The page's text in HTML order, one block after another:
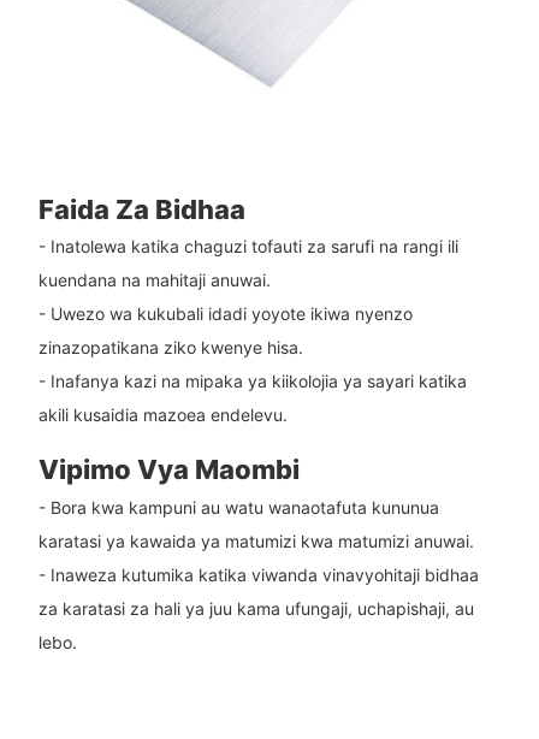
Faida Za Bidhaa
- Inatolewa katika chaguzi tofauti za sarufi na rangi ili
kuendana na mahitaji anuwai.
- Uwezo wa kukubali idadi yoyote ikiwa nyenzo
zinazopatikana ziko kwenye hisa.
- Inafanya kazi na mipaka ya kiikolojia ya sayari katika
akili kusaidia mazoea endelevu.
Vipimo Vya Maombi
- Bora kwa kampuni au watu wanaotafuta kununua
karatasi ya kawaida ya matumizi kwa matumizi anuwai.
- Inaweza kutumika katika viwanda vinavyohitaji bidhaa
za karatasi za hali ya juu kama ufungaji, uchapishaji, au
lebo.